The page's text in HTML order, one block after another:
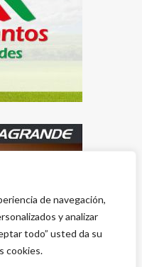
de navegación,
y analizar
todo” usted da su
cookies.